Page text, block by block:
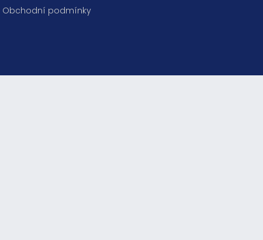
Obchodní podmínky